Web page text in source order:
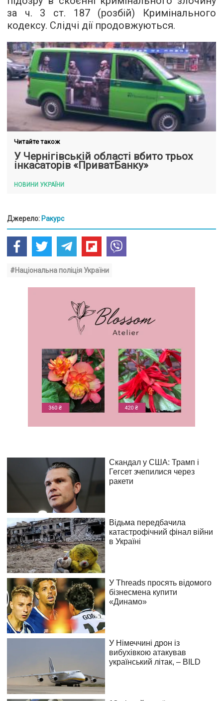
за ч. 3 ст. 187 (розбій) Кримінального
кодексу. Слідчі дії продовжуються.
Читайте також
У Чернігівській області вбито трьох
інкасаторів «ПриватБанку»
НОВИНИ УКРАЇНИ
Джерело: Ракурс
#Національна поліція України